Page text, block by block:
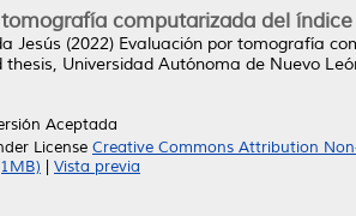
computarizada del
Jesús (2022) Evaluación por tomografía
thesis, Universidad Autónoma de Nuevo
Aceptada
License Creative Commons Attribution
Vista previa